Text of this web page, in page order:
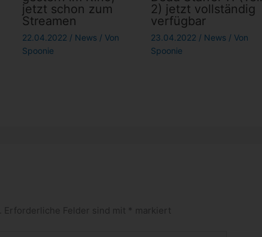
jetzt schon zum
Streamen
22.04.2022 / News/ Von
Spoonie
2) jetzt vollständig
verfügbar
23.04.2022 / News/ Von
Spoonie
Erforderliche Felder sind mit * markiert